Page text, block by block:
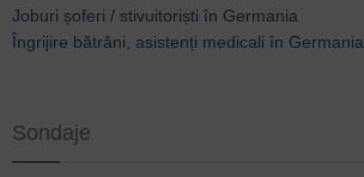
Joburi șoferi / stivuitoriști în Germania
Îngrijire bătrâni, asistenți medicali în Germania
Sondaje